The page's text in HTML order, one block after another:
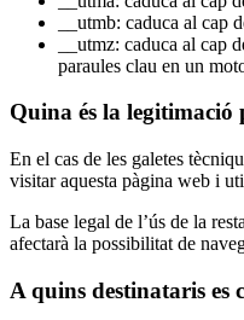
__utmb: caduca al cap
__utmz: caduca al cap
paraules clau en un
Quina és la legitimació
En el cas de les galetes
visitar aquesta pàgina web i
La base legal de l’ús de la
afectarà la possibilitat de
A quins destinataris es